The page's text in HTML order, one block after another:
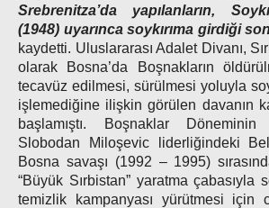
Srebrenitza’da yapılanların,
(1948) uyarınca soykırıma girdiği
kaydetti. Uluslararası Adalet Divanı,
olarak Bosna’da Boşnakların
tecavüz edilmesi, sürülmesi yoluyla
işlemediğine ilişkin görülen davanın
başlamıştı. Boşnaklar
Slobodan Miloşevic liderliğindeki
Bosna savaşı (1992 – 1995)
“Büyük Sırbistan” yaratma çabasıyla
temizlik kampanyası yürütmesi için